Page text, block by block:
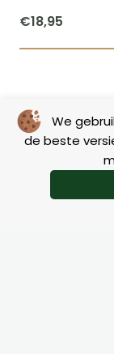
We
de beste
€18,95